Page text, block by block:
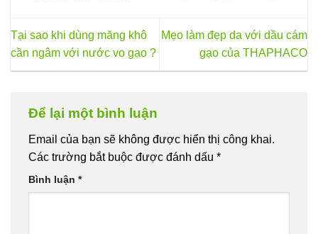
Tại sao khi dùng măng khô
cần ngâm với nước vo gạo ?
Mẹo làm đẹp da với dầu cám
gạo của THAPHACO
Để lại một bình luận
Email của bạn sẽ không được hiển thị công khai.
Các trường bắt buộc được đánh dấu *
Bình luận *